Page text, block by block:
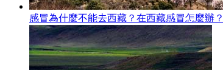
感冒為什麼不能去西藏？在西藏感冒怎麼辦？